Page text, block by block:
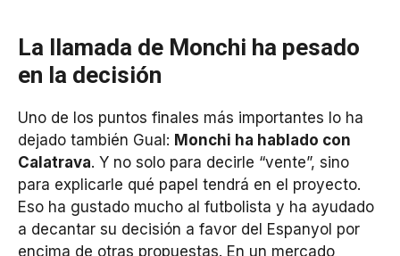
La llamada de Monchi ha pesado
en la decisión
Uno de los puntos finales más importantes lo ha
dejado también Gual: Monchi ha hablado con
Calatrava. Y no solo para decirle “vente”, sino
para explicarle qué papel tendrá en el proyecto.
Eso ha gustado mucho al futbolista y ha ayudado
a decantar su decisión a favor del Espanyol por
encima de otras propuestas. En un mercado